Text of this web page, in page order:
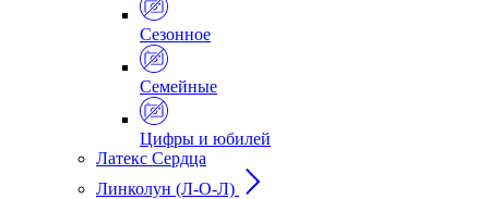
Сезонное
Семейные
Цифры и юбилей
Латекс Сердца
Линколун (Л-О-Л)